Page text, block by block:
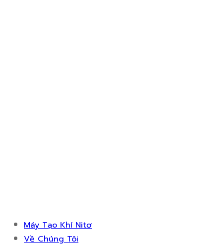
Máy Tạo Khí Nitơ
Về Chúng Tôi